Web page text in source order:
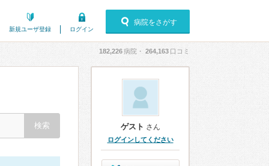
新規ユーザ登録 ログイン
病院をさがす
182,226病院・ 264,163 口コミ
ゲスト さん
ログインしてください